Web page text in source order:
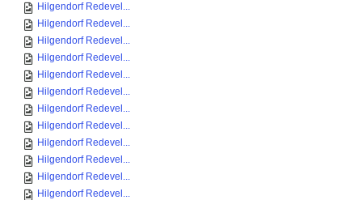
Hilgendorf Redevel...
Hilgendorf Redevel...
Hilgendorf Redevel...
Hilgendorf Redevel...
Hilgendorf Redevel...
Hilgendorf Redevel...
Hilgendorf Redevel...
Hilgendorf Redevel...
Hilgendorf Redevel...
Hilgendorf Redevel...
Hilgendorf Redevel...
Hilgendorf Redevel...